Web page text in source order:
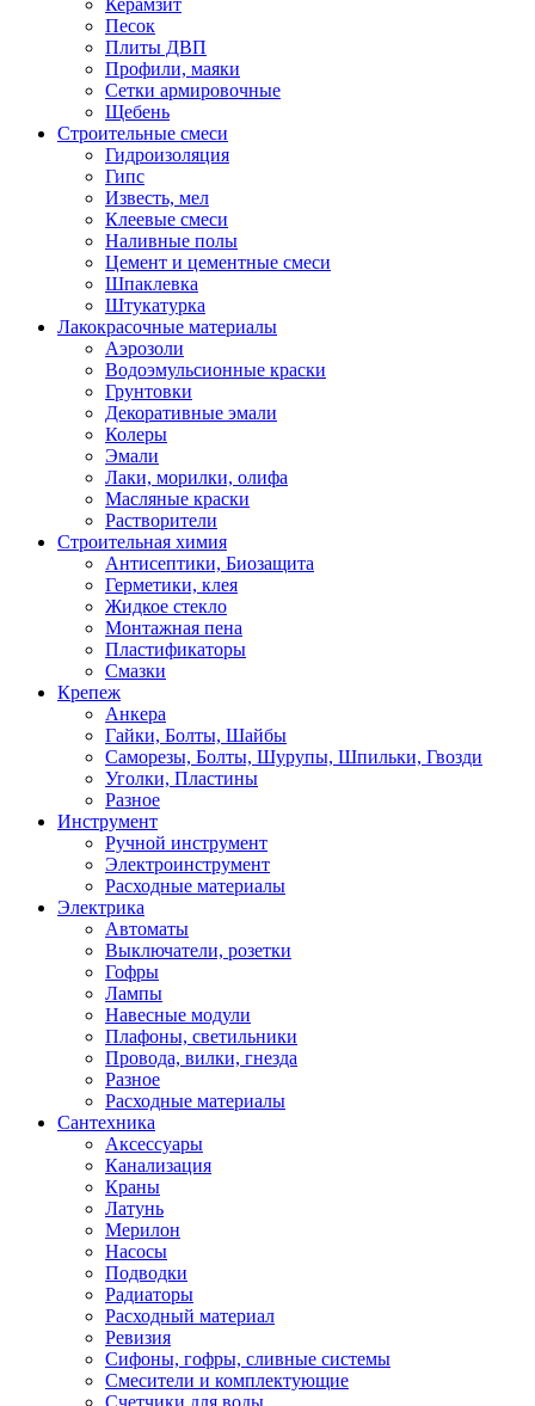
Керамзит
Песок
Плиты ДВП
Профили, маяки
Сетки армировочные
Щебень
Строительные смеси
Гидроизоляция
Гипс
Известь, мел
Клеевые смеси
Наливные полы
Цемент и цементные смеси
Шпаклевка
Штукатурка
Лакокрасочные материалы
Аэрозоли
Водоэмульсионные краски
Грунтовки
Декоративные эмали
Колеры
Эмали
Лаки, морилки, олифа
Масляные краски
Растворители
Строительная химия
Антисептики, Биозащита
Герметики, клея
Жидкое стекло
Монтажная пена
Пластификаторы
Смазки
Крепеж
Анкера
Гайки, Болты, Шайбы
Саморезы, Болты, Шурупы, Шпильки, Гвозди
Уголки, Пластины
Разное
Инструмент
Ручной инструмент
Электроинструмент
Расходные материалы
Электрика
Автоматы
Выключатели, розетки
Гофры
Лампы
Навесные модули
Плафоны, светильники
Провода, вилки, гнезда
Разное
Расходные материалы
Сантехника
Аксессуары
Канализация
Краны
Латунь
Мерилон
Насосы
Подводки
Радиаторы
Расходный материал
Ревизия
Сифоны, гофры, сливные системы
Смесители и комплектующие
Счетчики для воды